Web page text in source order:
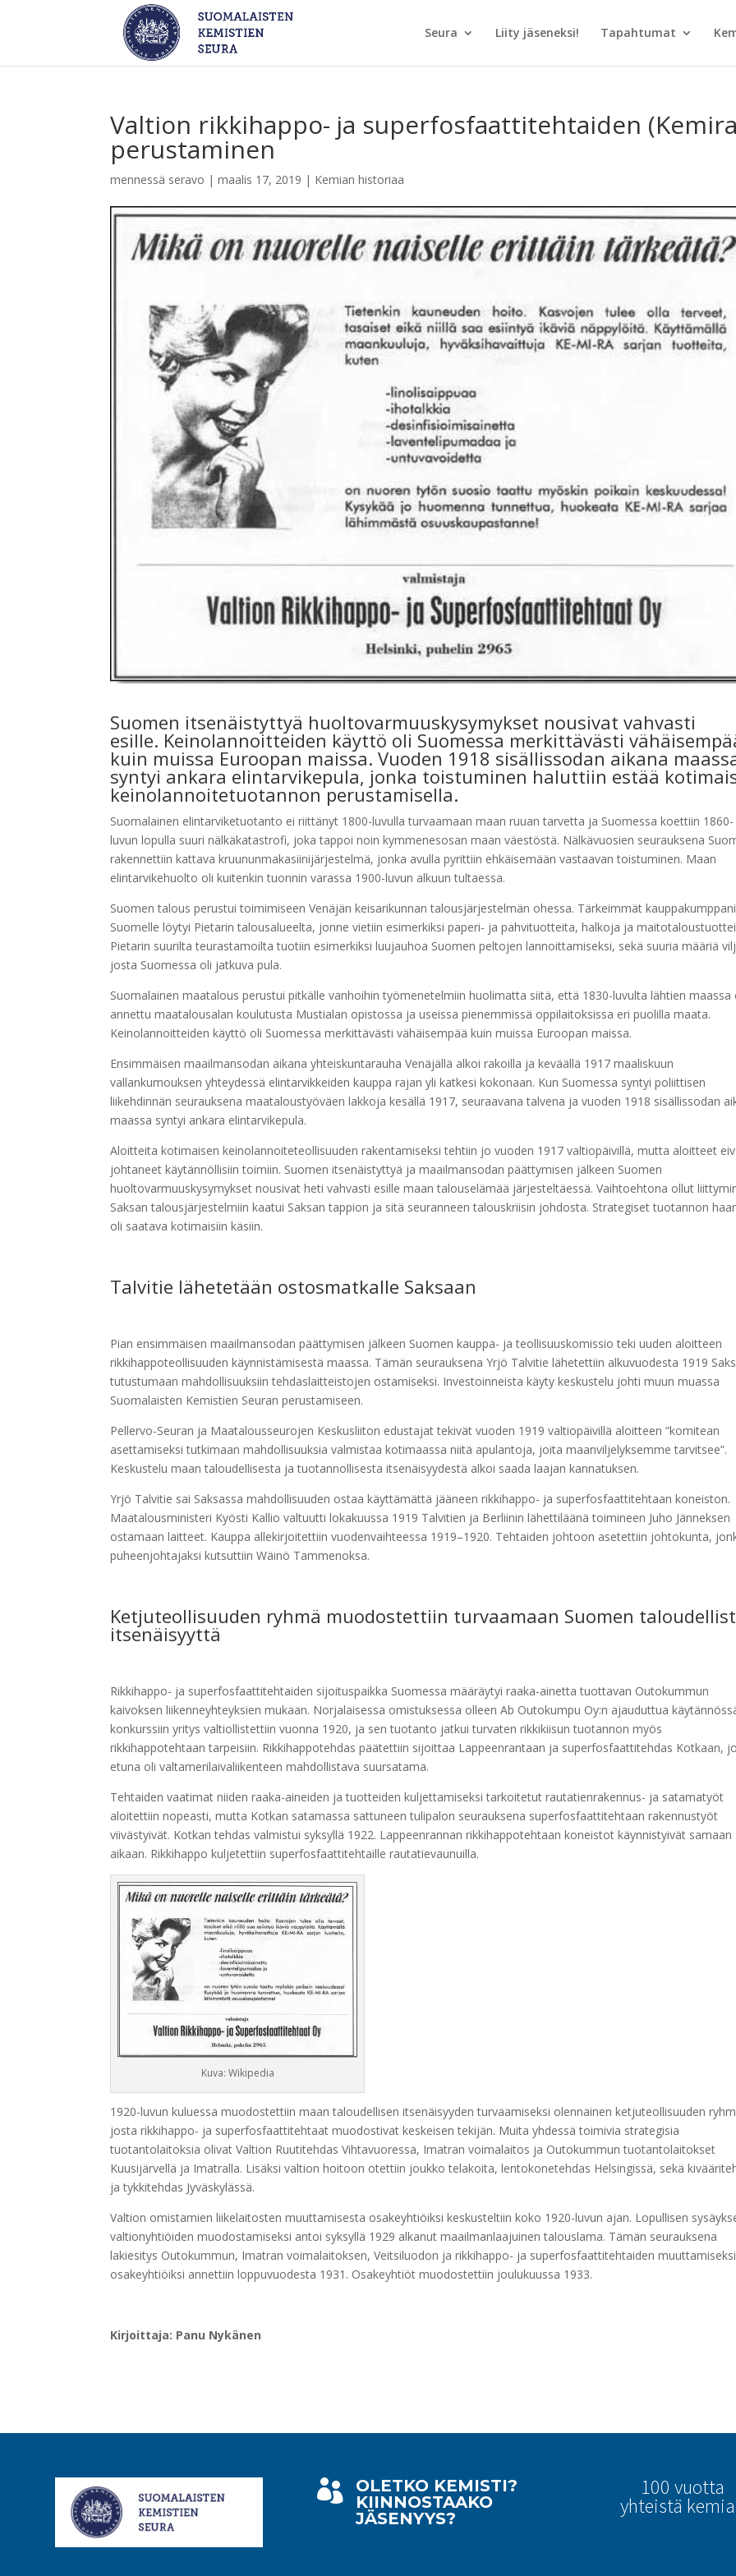
Seura Liity jäseneksi! Tapahtumat
Valtion rikkihappo- ja superfosfaattitehtaiden
perustaminen
mennessä seravo |maalis 17, 2019 | Kemian historiaa
Suomen itsenäistyttyä huoltovarmuuskysymykset nousivat vahvasti
esille. Keinolannoitteiden käyttö oli Suomessa merkittävästi
kuin muissa Euroopan maissa. Vuoden 1918 sisällissodan aikana
syntyi ankara elintarvikepula, jonka toistuminen haluttiin estää
keinolannoitetuotannon perustamisella.
Suomalainen elintarviketuotanto ei riittänyt 1800-luvulla turvaamaan maan ruuan tarvetta ja Suomessa koettiin 1860-
luvun lopulla suuri nälkäkatastrofi, joka tappoi noin kymmenesosan maan väestöstä. Nälkävuosien seurauksena
rakennettiin kattava kruununmakasiinijärjestelmä, jonka avulla pyrittiin ehkäisemään vastaavan toistuminen. Maan
elintarvikehuolto oli kuitenkin tuonnin varassa 1900-luvun alkuun tultaessa.
Suomen talous perustui toimimiseen Venäjän keisarikunnan talousjärjestelmän ohessa. Tärkeimmät
Suomelle löytyi Pietarin talousalueelta, jonne vietiin esimerkiksi paperi- ja pahvituotteita, halkoja ja
Pietarin suurilta teurastamoilta tuotiin esimerkiksi luujauhoa Suomen peltojen lannoittamiseksi, sekä suuria määriä
josta Suomessa oli jatkuva pula.
Suomalainen maatalous perustui pitkälle vanhoihin työmenetelmiin huolimatta siitä, että 1830-luvulta lähtien maassa
annettu maatalousalan koulutusta Mustialan opistossa ja useissa pienemmissä oppilaitoksissa eri puolilla maata.
Keinolannoitteiden käyttö oli Suomessa merkittävästi vähäisempää kuin muissa Euroopan maissa.
Ensimmäisen maailmansodan aikana yhteiskuntarauha Venäjällä alkoi rakoilla ja keväällä 1917 maaliskuun
vallankumouksen yhteydessä elintarvikkeiden kauppa rajan yli katkesi kokonaan. Kun Suomessa syntyi poliittisen
liikehdinnän seurauksena maataloustyöväen lakkoja kesällä 1917, seuraavana talvena ja vuoden 1918 sisällissodan
maassa syntyi ankara elintarvikepula.
Aloitteita kotimaisen keinolannoiteteollisuuden rakentamiseksi tehtiin jo vuoden 1917 valtiopäivillä, mutta aloitteet
johtaneet käytännöllisiin toimiin. Suomen itsenäistyttyä ja maailmansodan päättymisen jälkeen Suomen
huoltovarmuuskysymykset nousivat heti vahvasti esille maan talouselämää järjesteltäessä. Vaihtoehtona ollut
Saksan talousjärjestelmiin kaatui Saksan tappion ja sitä seuranneen talouskriisin johdosta. Strategiset tuotannon
oli saatava kotimaisiin käsiin.
Talvitie lähetetään ostosmatkalle Saksaan
Pian ensimmäisen maailmansodan päättymisen jälkeen Suomen kauppa- ja teollisuuskomissio teki uuden aloitteen
rikkihappoteollisuuden käynnistämisestä maassa. Tämän seurauksena Yrjö Talvitie lähetettiin alkuvuodesta 1919
tutustumaan mahdollisuuksiin tehdaslaitteistojen ostamiseksi. Investoinneista käyty keskustelu johti muun muassa
Suomalaisten Kemistien Seuran perustamiseen.
Pellervo-Seuran ja Maatalousseurojen Keskusliiton edustajat tekivät vuoden 1919 valtiopäivillä aloitteen ”komitean
asettamiseksi tutkimaan mahdollisuuksia valmistaa kotimaassa niitä apulantoja, joita maanviljelyksemme tarvitsee”.
Keskustelu maan taloudellisesta ja tuotannollisesta itsenäisyydestä alkoi saada laajan kannatuksen.
Yrjö Talvitie sai Saksassa mahdollisuuden ostaa käyttämättä jääneen rikkihappo- ja superfosfaattitehtaan koneiston.
Maatalousministeri Kyösti Kallio valtuutti lokakuussa 1919 Talvitien ja Berliinin lähettiläänä toimineen Juho Jänneksen
ostamaan laitteet. Kauppa allekirjoitettiin vuodenvaihteessa 1919–1920. Tehtaiden johtoon asetettiin johtokunta,
puheenjohtajaksi kutsuttiin Wäinö Tammenoksa.
Ketjuteollisuuden ryhmä muodostettiin turvaamaan Suomen
itsenäisyyttä
Rikkihappo- ja superfosfaattitehtaiden sijoituspaikka Suomessa määräytyi raaka-ainetta tuottavan Outokummun
kaivoksen liikenneyhteyksien mukaan. Norjalaisessa omistuksessa olleen Ab Outokumpu Oy:n ajauduttua
konkurssiin yritys valtiollistettiin vuonna 1920, ja sen tuotanto jatkui turvaten rikkikiisun tuotannon myös
rikkihappotehtaan tarpeisiin. Rikkihappotehdas päätettiin sijoittaa Lappeenrantaan ja superfosfaattitehdas Kotkaan,
etuna oli valtamerilaivaliikenteen mahdollistava suursatama.
Tehtaiden vaatimat niiden raaka-aineiden ja tuotteiden kuljettamiseksi tarkoitetut rautatienrakennus- ja satamatyöt
aloitettiin nopeasti, mutta Kotkan satamassa sattuneen tulipalon seurauksena superfosfaattitehtaan rakennustyöt
viivästyivät. Kotkan tehdas valmistui syksyllä 1922. Lappeenrannan rikkihappotehtaan koneistot käynnistyivät samaan
aikaan. Rikkihappo kuljetettiin superfosfaattitehtaille rautatievaunuilla.
Kuva: Wikipedia
1920-luvun kuluessa muodostettiin maan taloudellisen itsenäisyyden turvaamiseksi olennainen ketjuteollisuuden
josta rikkihappo- ja superfosfaattitehtaat muodostivat keskeisen tekijän. Muita yhdessä toimivia strategisia
tuotantolaitoksia olivat Valtion Ruutitehdas Vihtavuoressa, Imatran voimalaitos ja Outokummun tuotantolaitokset
Kuusijärvellä ja Imatralla. Lisäksi valtion hoitoon otettiin joukko telakoita, lentokonetehdas Helsingissä, sekä
ja tykkitehdas Jyväskylässä.
Valtion omistamien liikelaitosten muuttamisesta osakeyhtiöiksi keskusteltiin koko 1920-luvun ajan. Lopullisen
valtionyhtiöiden muodostamiseksi antoi syksyllä 1929 alkanut maailmanlaajuinen talouslama. Tämän seurauksena
lakiesitys Outokummun, Imatran voimalaitoksen, Veitsiluodon ja rikkihappo- ja superfosfaattitehtaiden muuttamiseksi
osakeyhtiöiksi annettiin loppuvuodesta 1931. Osakeyhtiöt muodostettiin joulukuussa 1933.
Kirjoittaja: Panu Nykänen

OLETKO KEMISTI?
KIINNOSTAAKO
JÄSENYYS?
100 vuotta
yhteistä